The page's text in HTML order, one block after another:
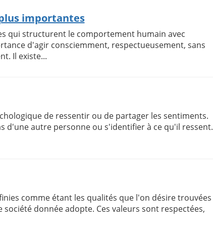
importantes
qui structurent le comportement humain avec
d'agir consciemment, respectueusement, sans
Il existe...
de ressentir ou de partager les sentiments.
d'une autre personne ou s'identifier à ce qu'il ressent.
comme étant les qualités que l'on désire trouvées
donnée adopte. Ces valeurs sont respectées,